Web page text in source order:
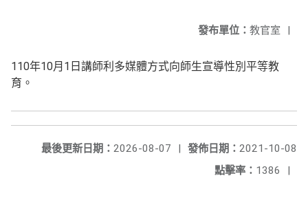
發布單位： 教官室 |
110年10月1日講師利多媒體方式向師生宣導性別平等教
育。
發佈日期： 2021-10-08
最後更新日期： 2026-08-07
|
點擊率： 1386 |